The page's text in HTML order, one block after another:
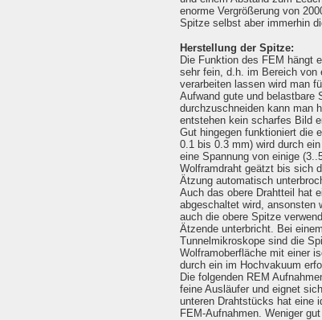
enorme Vergrößerung von
Spitze selbst aber immerhin
Herstellung der Spitze:
Die Funktion des FEM hängt
sehr fein, d.h. im Bereich von
verarbeiten lassen wird man
Aufwand gute und belastbare
durchzuschneiden kann man
entstehen kein scharfes Bild
Gut hingegen funktioniert die
0.1 bis 0.3 mm) wird durch
eine Spannung von einige
Wolframdraht geätzt bis sich
Ätzung automatisch
Auch das obere Drahtteil hat
abgeschaltet wird, ansonsten
auch die obere Spitze
Ätzende unterbricht. Bei
Tunnelmikroskope sind die
Wolframoberfläche mit einer
durch ein im Hochvakuum
Die folgenden REM
feine Ausläufer und eignet
unteren Drahtstücks hat eine
FEM-Aufnahmen. Weniger